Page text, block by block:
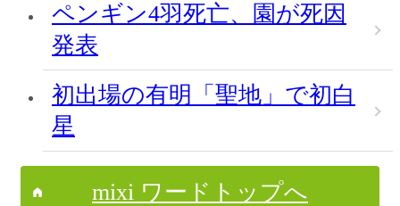
ペンギン4羽死亡、園が死因
発表
初出場の有明「聖地」で初白
星
mixi ワードトップへ